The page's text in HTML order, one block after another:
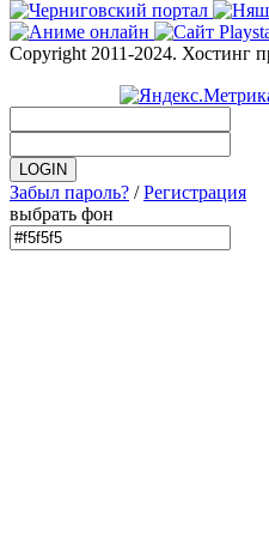
Copyright 2011-2024. Хостинг
Забыл пароль? /Регистрация
выбрать фон